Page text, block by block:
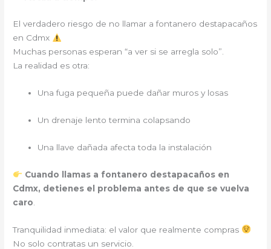
El verdadero riesgo de no llamar a fontanero destapacaños
en Cdmx
Muchas personas esperan “a ver si se arregla solo”.
La realidad es otra:
Una fuga pequeña puede dañar muros y losas
Un drenaje lento termina colapsando
Una llave dañada afecta toda la instalación
Cuando llamas a fontanero destapacaños en
Cdmx, detienes el problema antes de que se vuelva
caro
Tranquilidad inmediata: el valor que realmente compras
No solo contratas un servicio.